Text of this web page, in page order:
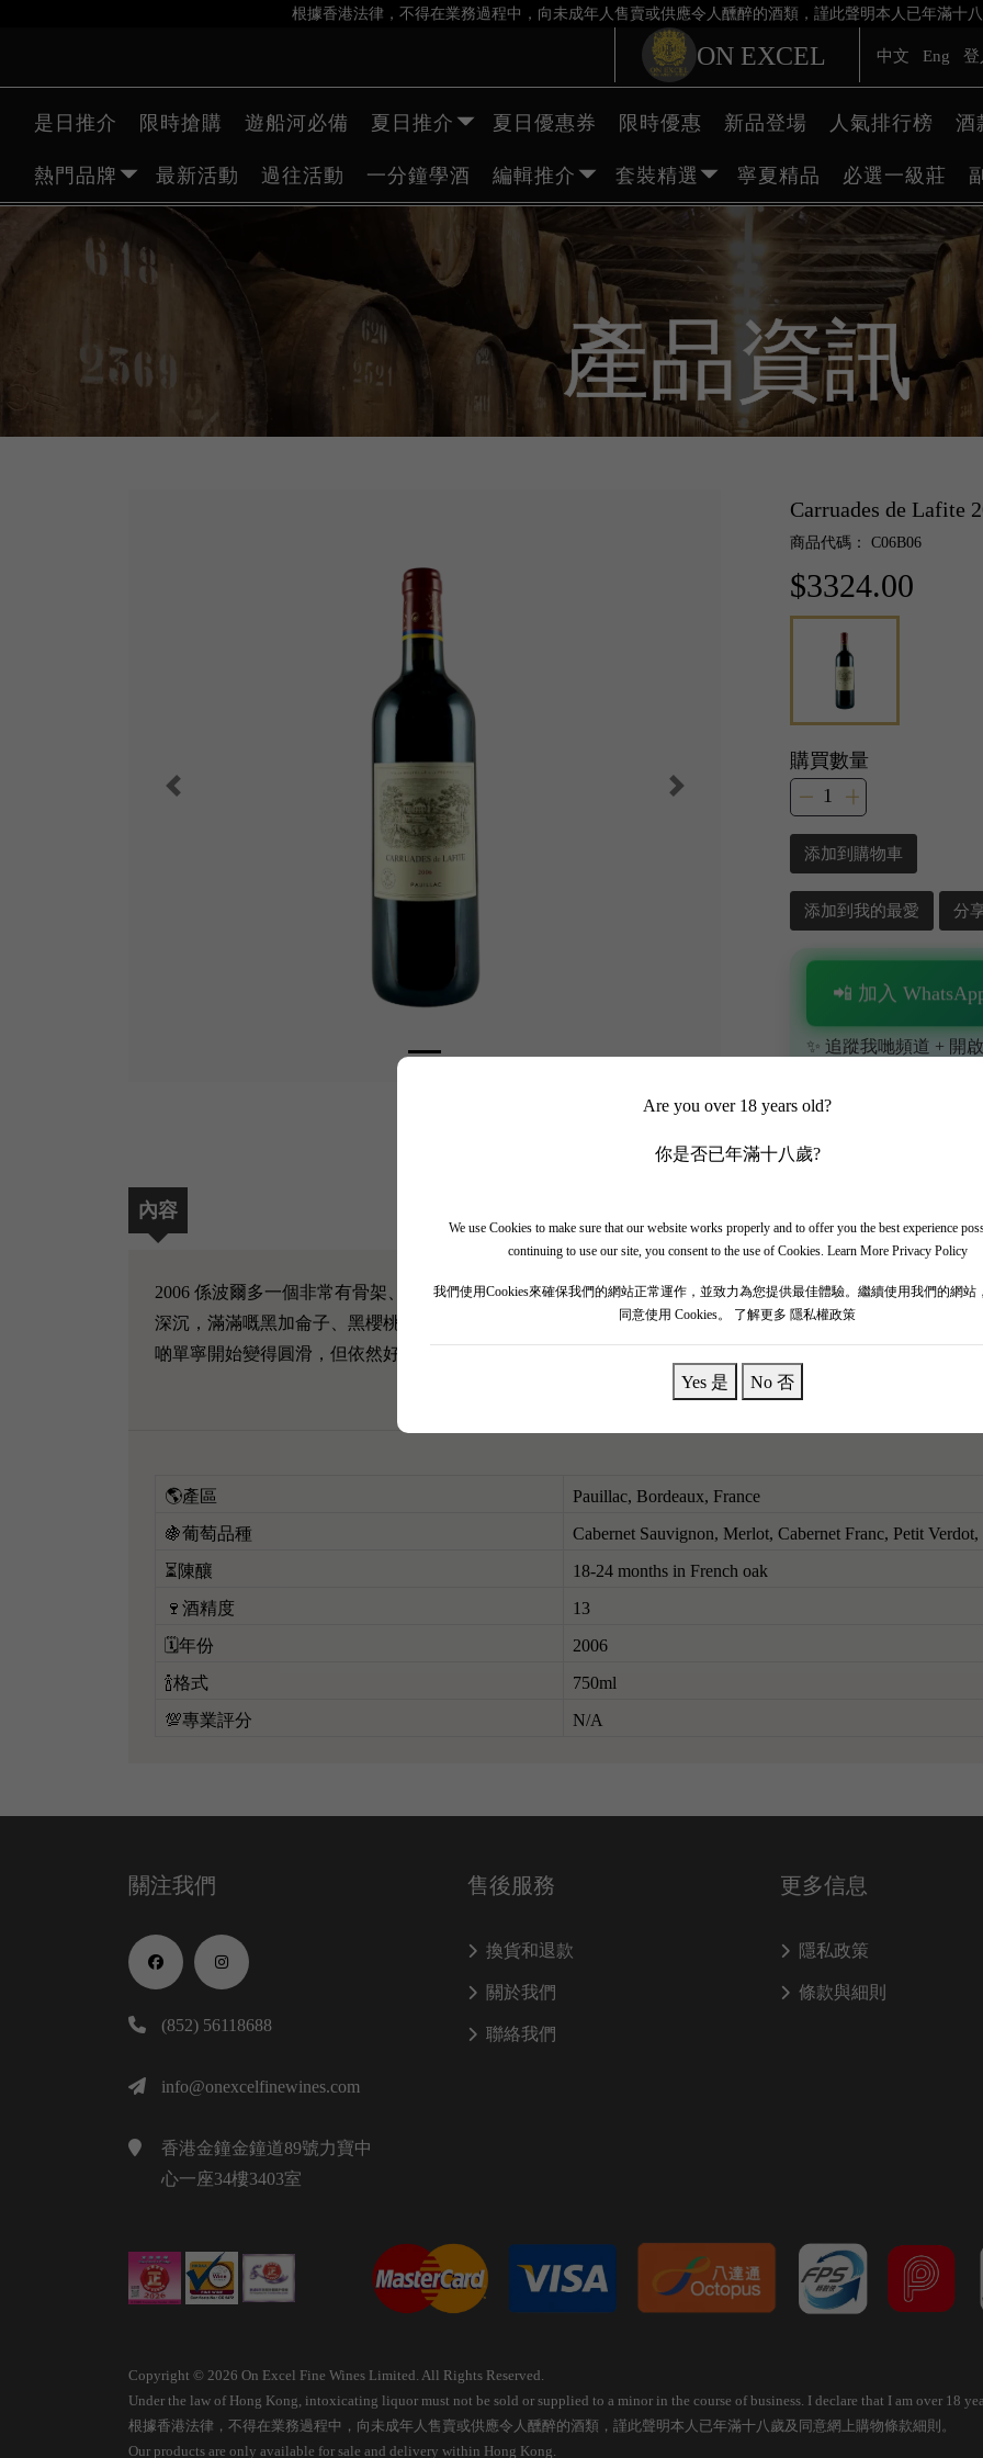
根據香港法律，不得在業務過程中，向未成年人售賣或供應令人醺醉的酒類，謹此聲明本人已年滿十
ON EXCEL 中文 Eng 登
是日推介 限時搶購 遊船河必備 夏日推介 夏日優惠券 限時優惠 新品登場 人氣排行榜 酒
熱門品牌 最新活動 過往活動 一分鐘學酒 編輯推介 套裝精選 寧夏精品 必選一級莊
Are you over 18 years old?
你是否已年滿十八歲?
We use Cookies to make sure that our website works properly and to offer you the best experience
continuing to use our site, you consent to the use of Cookies. Learn More Privacy Policy
我們使用Cookies來確保我們的網站正常運作，並致力為您提供最佳體驗。繼續使用我們的網站
同意使用 Cookies。 了解更多 隱私權政策
Yes 是 No 否
產品資訊
Carruades de Lafite
商品代碼： C06B06
$3324.00
購買數量
添加到購物車
添加到我的最愛 分
📲 加入
✨ 追蹤我哋頻道 + 開
內容
2006 係波爾多一個非常有骨架、結構嚴謹嘅大年份！呢支小拉菲（Carruades de Lafite）完美展現出波亞克
深沉，滿滿嘅黑加侖子、黑櫻桃、雪茄盒、烤橡木同拉菲標誌性嘅鉛筆芯礦物味。酒體非常飽滿，單寧紮
啲單寧開始變得圓滑，但依然好有層次同爆發力。呢支極具陽剛氣息嘅名莊佳釀，配搭炭烤厚切牛扒或者
🌎產區 Pauillac, Bordeaux, France
🍇葡萄品種 Cabernet Sauvignon, Merlot, Cabernet Franc, Petit
⏳陳釀 18-24 months in French oak
🍷酒精度 13
🗓️年份 2006
🍾格式 750ml
💯專業評分 N/A
關注我們
(852) 56118688
info@onexcelfinewines.com
香港金鐘金鐘道89號力寶中
心一座34樓3403室
售後服務
換貨和退款
關於我們
聯絡我們
更多信息
隱私政策
條款與細則
Copyright © 2026 On Excel Fine Wines Limited. All Rights Reserved.
Under the law of Hong Kong, intoxicating liquor must not be sold or supplied to a minor in the course of business. I declare that I am over 18
根據香港法律，不得在業務過程中，向未成年人售賣或供應令人醺醉的酒類，謹此聲明本人已年滿十八歲及同意網上購物條款細則。
Our products are only available for sale and delivery within Hong Kong.